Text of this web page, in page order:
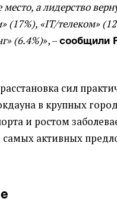
а лидерство
(17%), «IT/телеком»
(6.4%)», –сообщили
сил
в крупных
и ростом
активных